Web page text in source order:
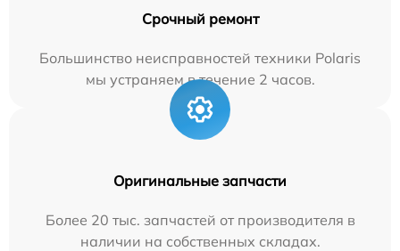
Срочный ремонт
Большинство неисправностей техники Polaris
мы устраняем в течение 2 часов.
Оригинальные запчасти
Более 20 тыс. запчастей от производителя в
наличии на собственных складах.